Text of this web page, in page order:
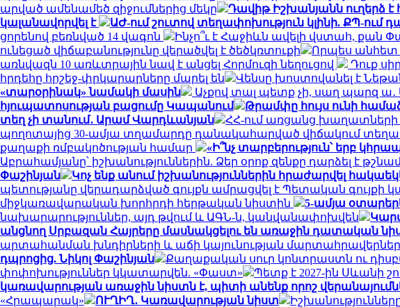
արված ամենամեծ զիջումներից մեկը
Դավիթ Իշխանյանն ուղերձ է
կալանավորվել է
ԱԺ-ում շուտով տեղափոխություն կլինի. ՔՊ-ում
ցորենով բեռնված 14 վագոն
Ինչո՞ւ է Հաջիևն ավելի վստահ, քան
ունեցած վիճաբանությունը վերածվել է ծեծկռտուքի
Որպես անհետ
առնվազն 10 առևտրային նավ է անցել Հորմուզի նեղուցով
Դուք
հրդեհը հրշեջ-փրկարարները մարել են
Վենսը խոստովանել է
«տարօրինակ» նամակի մասին
Աչքով տալ պետք չի, սաղ պարզ
հյուպատոսության բացումը Կապանում
Թրամփը հույս ունի
տեղ չի տանում․ Արամ Վարդևանյան
ՀՀ-ում առցանց խաղատների
պողոտայից 30-ամյա տղամարդը դանակահարված վիճակում
քաղաքի ռմբակոծության համար
«Ի՞նչ տարբերություն՝ երբ
Աբրահամյանը՝ իշխանություններին. Ձեր օրոք զենքը դարձել է
Փաշինյան
Կոչ ենք անում իշխանություններին հրաժարվել
պետությանը վերադարձված գույքն ամրացվել է Պետական գույքի
միջկառավարական խորհրդի հերթական նիստին
5-ամյա
նախարարություններ, այդ թվում և ԱԳՆ-ն, կանվանափոխվեն
անցնող Սրբազան Հայրերը մասնակցելու են առաջին դատական
արտահանման խնդիրների և աճի կայունության
դպրոցից. Նիկոլ Փաշինյան
Քաղաքական սուր կոնտրաստն ու
փոփոխություններ կկատարվեն. «Փաստ»
Պետք է 2027-ին Սևանի
կառավարության առաջին նիստն է, պիտի անենք որոշ
«Հրապարակ»
ՈՒՂԻՂ․ Կառավարության նիստ